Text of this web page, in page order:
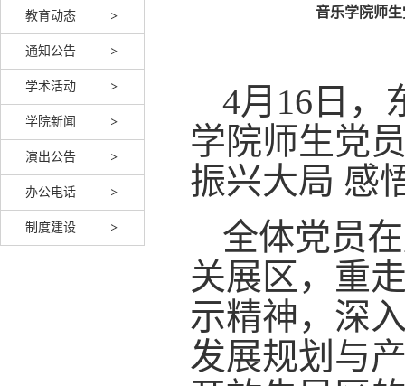
教育动态
通知公告
学术活动
学院新闻
演出公告
办公电话
制度建设
音乐学院师
4月16日，
学院师生党
振兴大局 感
全体党员
关展区，重
示精神，深
发展规划与